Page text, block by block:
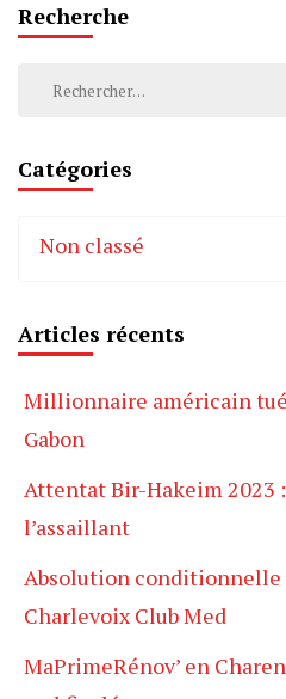
Recherche
Rechercher :
Catégories
Non classé
Articles récents
Millionnaire américain
Gabon
Attentat Bir-Hakeim 2023
l’assaillant
Absolution conditionnelle
Charlevoix Club Med
MaPrimeRénov’ en